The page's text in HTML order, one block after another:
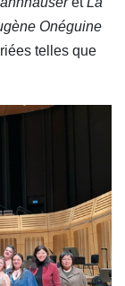
Onéguine
telles que